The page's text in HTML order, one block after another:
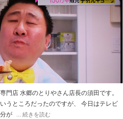
門店 水郷のとりやさん店長の須田です。
うところだったのですが、 今日はテレビ
が
... 続きを読む